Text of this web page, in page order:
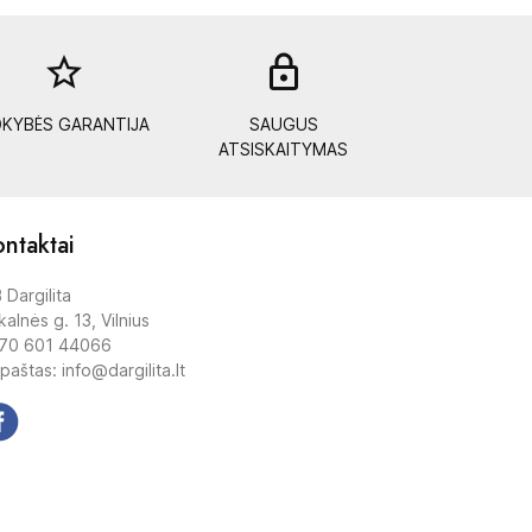
star_border
GARANTIJA
SAUGUS
ATSISKAITYMAS
Dargilita
g. 13, Vilnius
601 44066
info@dargilita.lt